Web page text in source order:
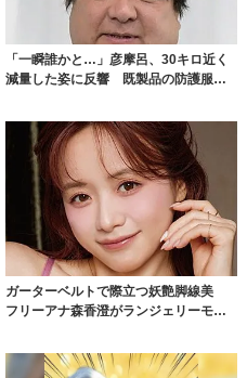
「一瞬誰かと…」彦摩呂、30キロ近く
減量した姿に反響 既製品の防護服が
ガーターベルトで際立つ妖艶脚線美
フリーアナ森香澄がランジェリーモデ